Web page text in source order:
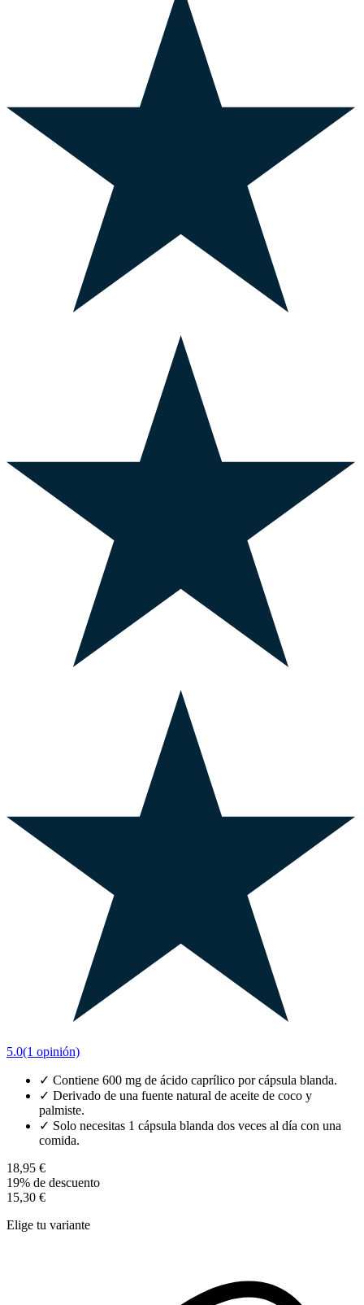
5.0(1 opinión)
✓ Contiene 600 mg de ácido caprílico por cápsula blanda.
✓ Derivado de una fuente natural de aceite de coco y
palmiste.
✓ Solo necesitas 1 cápsula blanda dos veces al día con una
comida.
18,95 €
19% de descuento
15,30 €
Elige tu variante